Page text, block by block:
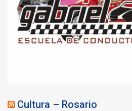
Cultura – Rosario